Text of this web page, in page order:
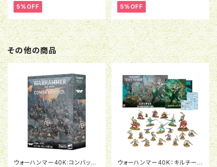
トルマーチアーミー
5%OFF 5%OFF
その他の商品
ウォーハンマー40K:コンバット
ウォーハンマー40K：キルチー